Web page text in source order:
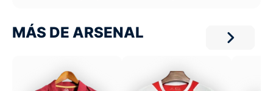
MÁS DE ARSENAL